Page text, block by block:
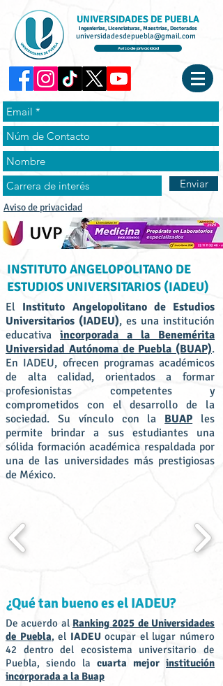
UNIVERSIDADES DE PUEBLA
Ingenierías, Licenciaturas, Maestrías, Doctorados
universidadesdepuebla@gmail.com
Aviso de privacidad
Enviar
Aviso de privacidad
INSTITUTO ANGELOPOLITANO DE
ESTUDIOS UNIVERSITARIOS (IADEU)
El Instituto Angelopolitano de Estudios
Universitarios (IADEU), es una institución
educativa incorporada a la Benemérita
Universidad Autónoma de Puebla (BUAP).
En IADEU, ofrecen programas académicos
de alta calidad, orientados a formar
profesionistas competentes y
comprometidos con el desarrollo de la
sociedad. Su vínculo con la BUAP les
permite brindar a sus estudiantes una
sólida formación académica respaldada por
una de las universidades más prestigiosas
de México.
¿Qué tan bueno es el IADEU?
De acuerdo al Ranking 2025 de Universidades
de Puebla, el IADEUocupar el lugar número
42 dentro del ecosistema universitario de
Puebla, siendo la cuarta mejor institución
incorporada a la Buap